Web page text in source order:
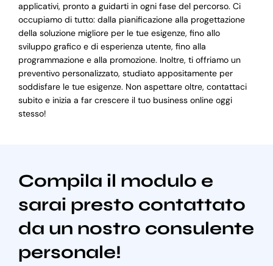
applicativi, pronto a guidarti in ogni fase del percorso. Ci
occupiamo di tutto: dalla pianificazione alla progettazione
della soluzione migliore per le tue esigenze, fino allo
sviluppo grafico e di esperienza utente, fino alla
programmazione e alla promozione. Inoltre, ti offriamo un
preventivo personalizzato, studiato appositamente per
soddisfare le tue esigenze. Non aspettare oltre, contattaci
subito e inizia a far crescere il tuo business online oggi
stesso!
Compila il modulo e
sarai presto contattato
da un nostro consulente
personale!